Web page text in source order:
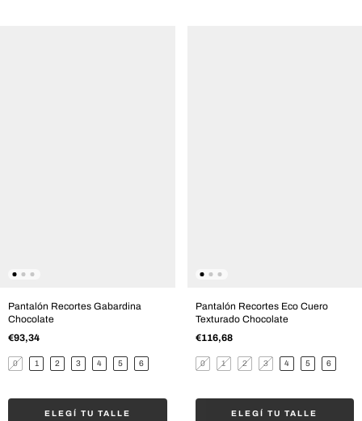
Pantalón Recortes Gabardina
Chocolate
€93,34
0 1 2 3 4 5 6
ELEGÍ TU TALLE
Pantalón Recortes Eco Cuero
Texturado Chocolate
€116,68
0 1 2 3 4 5 6
ELEGÍ TU TALLE